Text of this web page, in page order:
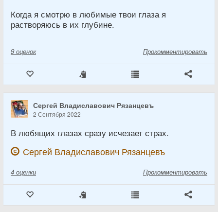
Когда я смотрю в любимые твои глаза я
растворяюсь в их глубине.
9 оценок Прокомментировать
Сергей Владиславович Рязанцевъ
2 Сентября 2022
В любящих глазах сразу исчезает страх.
Сергей Владиславович Рязанцевъ
4 оценки Прокомментировать